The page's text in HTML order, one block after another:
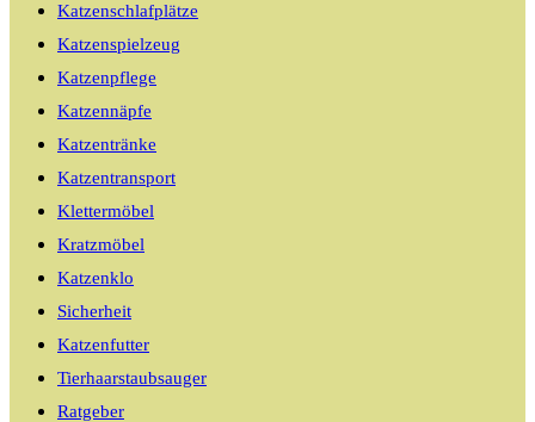
Katzenschlafplätze
Katzenspielzeug
Katzenpflege
Katzennäpfe
Katzentränke
Katzentransport
Klettermöbel
Kratzmöbel
Katzenklo
Sicherheit
Katzenfutter
Tierhaarstaubsauger
Ratgeber